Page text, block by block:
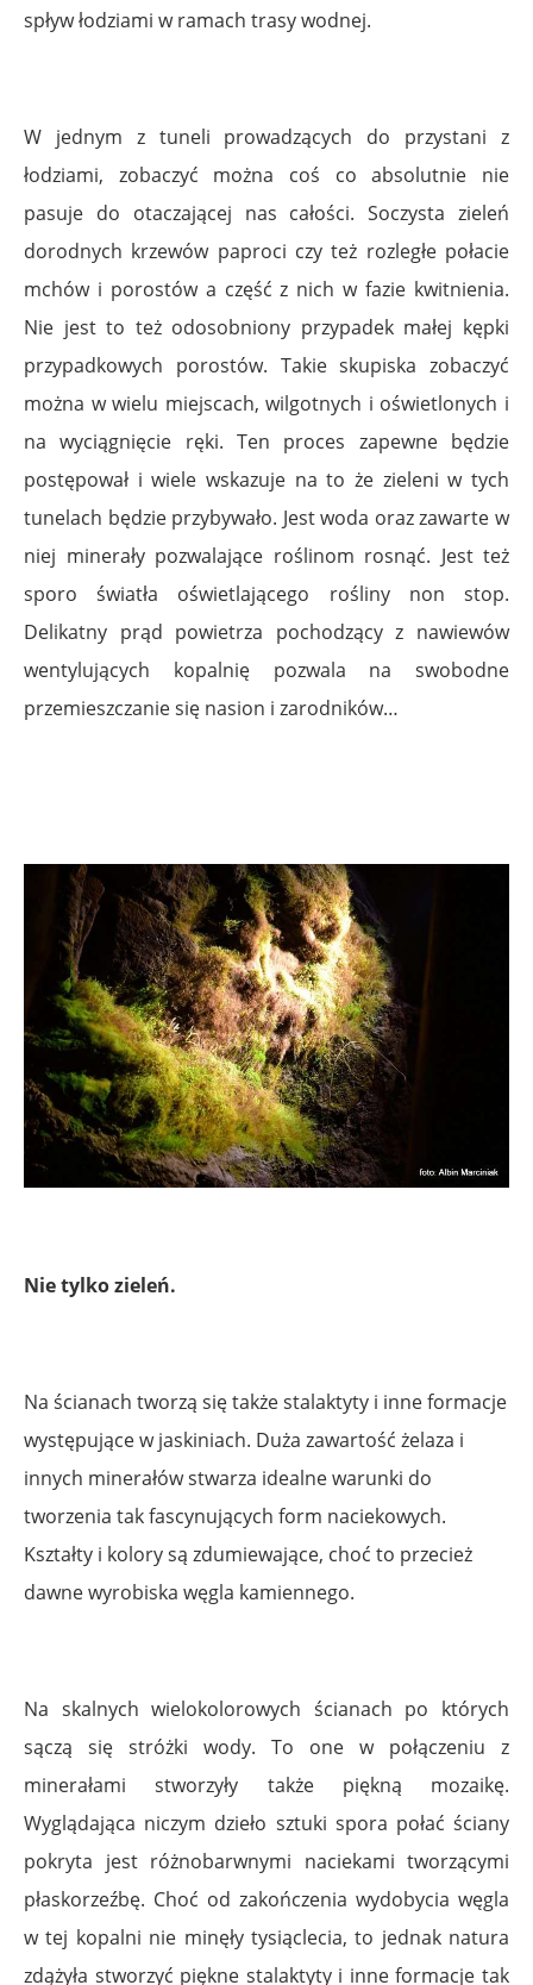
spływ łodziami w ramach trasy wodnej.
W jednym z tuneli prowadzących do przystani z
łodziami, zobaczyć można coś co absolutnie nie
pasuje do otaczającej nas całości. Soczysta zieleń
dorodnych krzewów paproci czy też rozległe połacie
mchów i porostów a część z nich w fazie kwitnienia.
Nie jest to też odosobniony przypadek małej kępki
przypadkowych porostów. Takie skupiska zobaczyć
można w wielu miejscach, wilgotnych i oświetlonych i
na wyciągnięcie ręki. Ten proces zapewne będzie
postępował i wiele wskazuje na to że zieleni w tych
tunelach będzie przybywało. Jest woda oraz zawarte w
niej minerały pozwalające roślinom rosnąć. Jest też
sporo światła oświetlającego rośliny non stop.
Delikatny prąd powietrza pochodzący z nawiewów
wentylujących kopalnię pozwala na swobodne
przemieszczanie się nasion i zarodników…
Nie tylko zieleń.
Na ścianach tworzą się także stalaktyty i inne formacje
występujące w jaskiniach. Duża zawartość żelaza i
innych minerałów stwarza idealne warunki do
tworzenia tak fascynujących form naciekowych.
Kształty i kolory są zdumiewające, choć to przecież
dawne wyrobiska węgla kamiennego.
Na skalnych wielokolorowych ścianach po których
sączą się stróżki wody. To one w połączeniu z
minerałami stworzyły także piękną mozaikę.
Wyglądająca niczym dzieło sztuki spora połać ściany
pokryta jest różnobarwnymi naciekami tworzącymi
płaskorzeźbę. Choć od zakończenia wydobycia węgla
w tej kopalni nie minęły tysiąclecia, to jednak natura
zdążyła stworzyć piękne stalaktyty i inne formacje tak